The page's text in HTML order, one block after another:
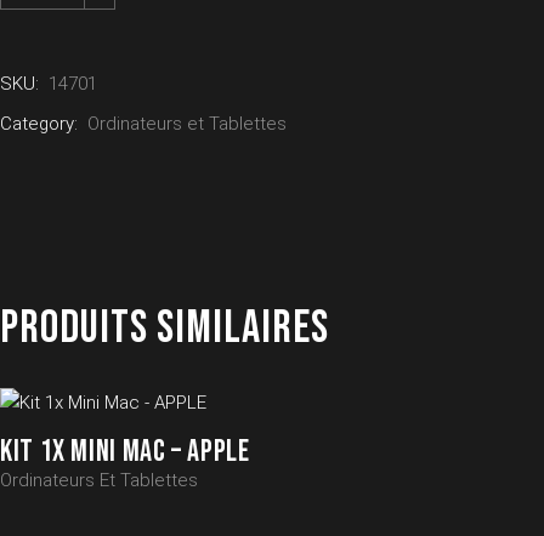
SKU: 14701
Category: Ordinateurs et Tablettes
PRODUITS SIMILAIRES
KIT 1X MINI MAC – APPLE
Ordinateurs Et Tablettes